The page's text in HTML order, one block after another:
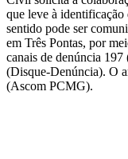
que leve à
sentido pode ser
em Três Pontas, por
canais de denúncia
(Disque-Denúncia). O
(Ascom PCMG).